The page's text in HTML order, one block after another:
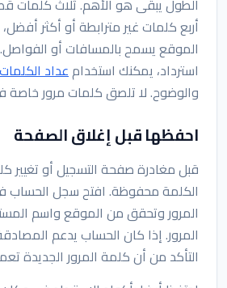
أربع كلمات غير مترابطة أو أكثر
الموقع يسمح بالمسافات أو
استرداد، يمكنك استخدامعداد الكلمات
والوضوح. لا تلصق كلمات مرور خاصة
احفظها قبل إغلاق الصفحة
قبل مغادرة صفحة التسجيل أو تغيير
الكلمة محفوظة. افتح سجل الحساب
المرور وتحقق من الموقع واسم
المرور. إذا كان الحساب يدعم
التأكد من أن كلمة المرور الجديدة